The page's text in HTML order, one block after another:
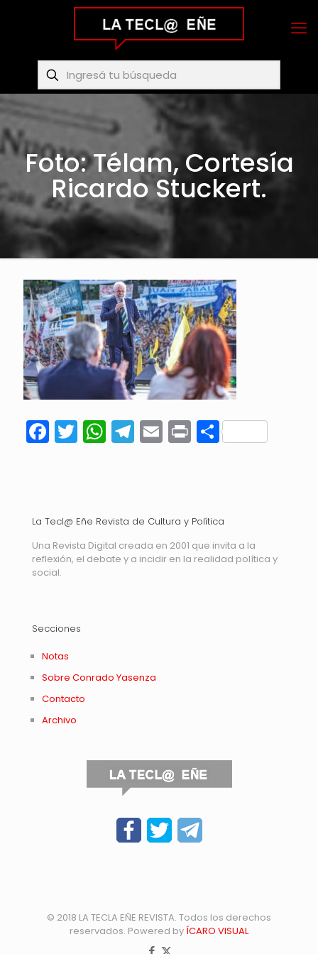
Foto: Télam, Cortesía
Ricardo Stuckert.
Facebook
Twitter
WhatsApp
Telegram
Email
Print
La Tecl@ Eñe Revista de Cultura y Política
Una Revista Digital creada en 2001 que invita a la
reflexión, el debate y a incidir en la realidad política y
social.
Secciones
Notas
Sobre Conrado Yasenza
Contacto
Archivo
© 2018 LA TECLA EÑE REVISTA. Todos los derechos
reservados. Powered by ÍCARO VISUAL